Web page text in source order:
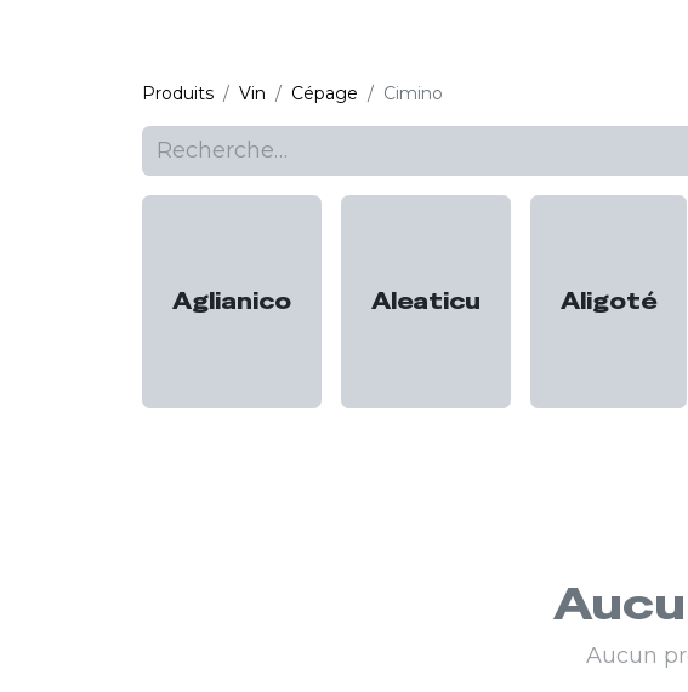
Produits Vin Cépage Cimino
Aglianico Aleaticu Aligoté
Aucun